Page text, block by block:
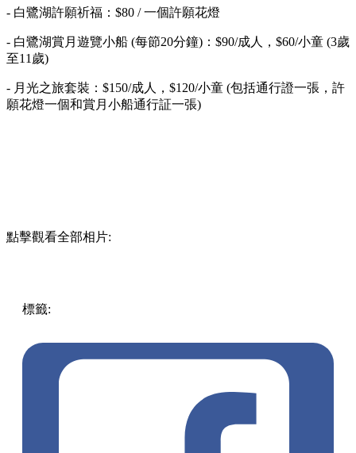
- 白鷺湖許願祈福：$80 / 一個許願花燈
- 白鷺湖賞月遊覽小船 (每節20分鐘)：$90/成人，$60/小童 (3歲
至11歲)
- 月光之旅套裝：$150/成人，$120/小童 (包括通行證一張，許
願花燈一個和賞月小船通行証一張)
點擊觀看全部相片:
標籤: